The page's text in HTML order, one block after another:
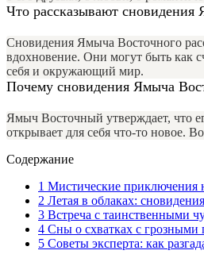
Что рассказывают сновидения
Сновидения Ямыча Восточного
вдохновение. Они могут быть как
себя и окружающий мир.
Почему сновидения Ямыча
Ямыч Восточный утверждает, что
открывает для себя что-то новое.
Содержание
1 Мистические приключения
2 Летая в облаках:
3 Встреча с таинственными
4 Сны о схватках с грозными
5 Советы эксперта: как